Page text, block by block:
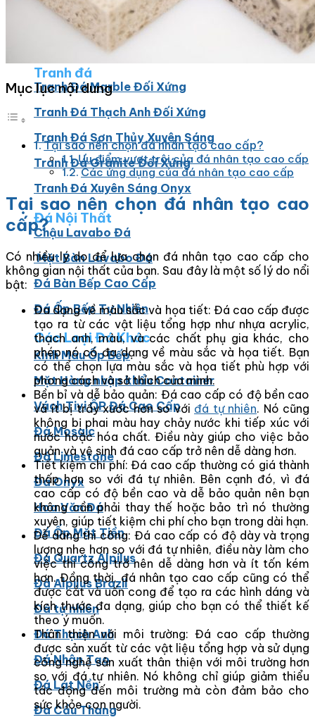
Đá Ốp Bếp
Đá Ốp Bếp Tự Nhiên
Tranh đá
Tranh Đá Marble Đối Xứng
Tranh Đá Thạch Anh Đối Xứng
Tranh Đá Sơn Thủy Xuyên Sáng
Tranh Đá Granite Đối Xứng
Tranh Đá Xuyên Sáng Onyx
Đá Nội Thất
Chậu Lavabo Đá
Mặt Bàn Lavabo Đá
Đá Bàn Bếp Cao Cấp
Đá Ốp Bếp Tự Nhiên
Các Loại Đá Khác
Kính Màu Ốp Bếp
Mặt Hàng nhập khẩu Container
Vách Tivi ỐP Đá Cao Cấp
Đá Mosaic
Đá Limestone
Đá Onyx
Hoa Văn Đá
Đá Ốp Mặt Tiền
Đá Quartz Alpilus
Đá Alpilus Brazil
Đá tự nhiên
Đá Thạch Anh
Đá Nhân Tạo
Đá Lát Nền
Đá Cầu Thang
Mục lục nội dung
Tại sao nên chọn đá nhân tạo cao cấp?
Ưu điểm vượt trội của đá nhân tạo cao cấp
Các ứng dụng của đá nhân tạo cao cấp
Tại sao nên chọn đá nhân tạo cao
cấp?
Có nhiều lý do để lựa chọn đá nhân tạo cao cấp cho
không gian nội thất của bạn. Sau đây là một số lý do nổi
bật:
Đa dạng về màu sắc và họa tiết: Đá cao cấp được
tạo ra từ các vật liệu tổng hợp như nhựa acrylic,
thạch anh, màu, và các chất phụ gia khác, cho
phép nó có đa dạng về màu sắc và họa tiết. Bạn
có thể chọn lựa màu sắc và họa tiết phù hợp với
phong cách và sở thích của mình.
Bền bỉ và dễ bảo quản: Đá cao cấp có độ bền cao
và ít bị trầy xước hơn so với đá tự nhiên. Nó cũng
không bị phai màu hay chảy nước khi tiếp xúc với
nước hoặc hóa chất. Điều này giúp cho việc bảo
quản và vệ sinh đá cao cấp trở nên dễ dàng hơn.
Tiết kiệm chi phí: Đá cao cấp thường có giá thành
thấp hơn so với đá tự nhiên. Bên cạnh đó, vì đá
cao cấp có độ bền cao và dễ bảo quản nên bạn
không cần phải thay thế hoặc bảo trì nó thường
xuyên, giúp tiết kiệm chi phí cho bạn trong dài hạn.
Dễ dàng thi công: Đá cao cấp có độ dày và trọng
lượng nhẹ hơn so với đá tự nhiên, điều này làm cho
việc thi công trở nên dễ dàng hơn và ít tốn kém
hơn. Đồng thời, đá nhân tạo cao cấp cũng có thể
được cắt và uốn cong để tạo ra các hình dáng và
kích thước đa dạng, giúp cho bạn có thể thiết kế
theo ý muốn.
Thân thiện với môi trường: Đá cao cấp thường
được sản xuất từ các vật liệu tổng hợp và sử dụng
công nghệ sản xuất thân thiện với môi trường hơn
so với đá tự nhiên. Nó không chỉ giúp giảm thiểu
tác động đến môi trường mà còn đảm bảo cho
sức khỏe con người.